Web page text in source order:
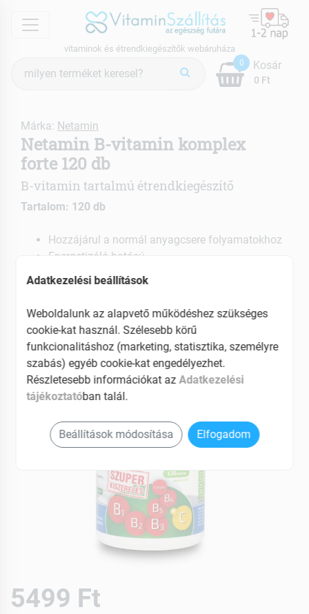
menu
vitaminok és étrendkiegészítők webáruháza
keresés
0
0 Ft
Kosár
Márka: Netamin
Netamin B-vitamin komplex
forte 120 db
B-vitamin tartalmú étrendkiegészítő
Tartalom: 120 db
Hozzájárul a normál anyagcsere folyamatokhoz
Energetizáló hatású
Segíti az idegrendszer egészséges működését
5499 Ft
Adatkezelési beállítások
Weboldalunk az alapvető működéshez szükséges
cookie-kat használ. Szélesebb körű
funkcionalitáshoz (marketing, statisztika, személyre
szabás) egyéb cookie-kat engedélyezhet.
Részletesebb információkat azAdatkezelési
tájékoztatóban talál.
Beállítások módosítása Elfogadom